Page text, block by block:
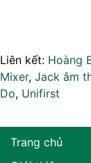
Liên kết: Hoàng
Mixer, Jack âm
Do, Unifirst
Trang chủ